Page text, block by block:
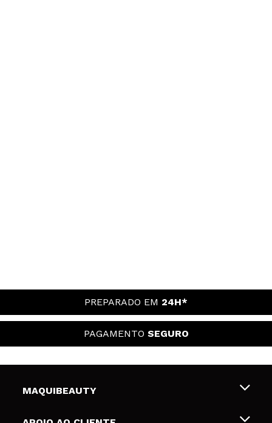
PREPARADO EM 24H*
PAGAMENTO SEGURO
MAQUIBEAUTY
Sobre nós